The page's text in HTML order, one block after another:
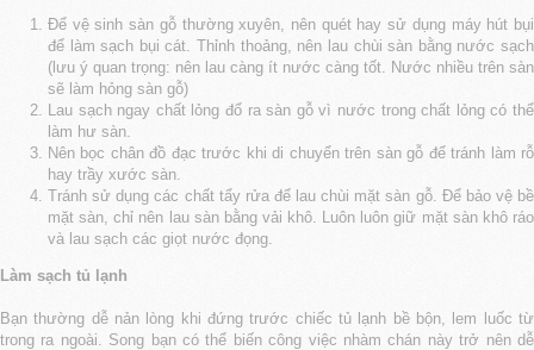
Để vệ sinh sàn gỗ thường xuyên, nên quét hay sử dụng máy hút bụi
để làm sạch bụi cát. Thỉnh thoảng, nên lau chùi sàn bằng nước sạch
(lưu ý quan trọng: nên lau càng ít nước càng tốt. Nước nhiều trên sàn
sẽ làm hỏng sàn gỗ)
Lau sạch ngay chất lỏng đổ ra sàn gỗ vì nước trong chất lỏng có thể
làm hư sàn.
Nên bọc chân đồ đạc trước khi di chuyển trên sàn gỗ để tránh làm rỗ
hay trầy xước sàn.
Tránh sử dụng các chất tẩy rửa để lau chùi mặt sàn gỗ. Để bảo vệ bề
mặt sàn, chỉ nên lau sàn bằng vải khô. Luôn luôn giữ mặt sàn khô ráo
và lau sạch các giọt nước đọng.
Làm sạch tủ lạnh
Bạn thường dễ nản lòng khi đứng trước chiếc tủ lạnh bề bộn, lem luốc từ
trong ra ngoài. Song bạn có thể biến công việc nhàm chán này trở nên dễ